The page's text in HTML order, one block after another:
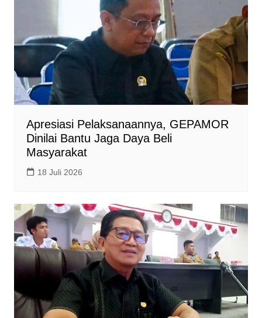
Apresiasi Pelaksanaannya, GEPAMOR
Dinilai Bantu Jaga Daya Beli
Masyarakat
18 Juli 2026